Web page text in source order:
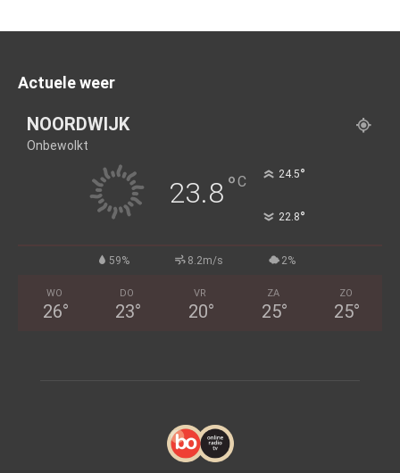
Actuele weer
NOORDWIJK
Onbewolkt
23.8°C 24.5°
22.8°
59% 8.2m/s 2%
WO
26°
DO
23°
VR
20°
ZA
25°
ZO
25°